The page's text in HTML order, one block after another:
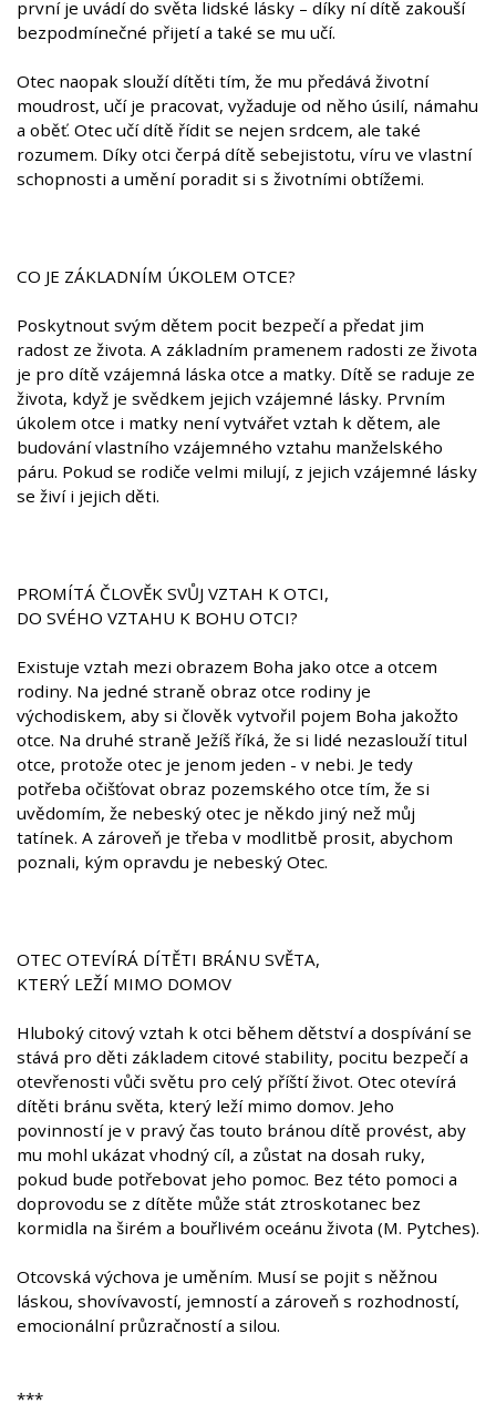
první je uvádí do světa lidské lásky – díky ní dítě zakouší
bezpodmínečné přijetí a také se mu učí.
Otec naopak slouží dítěti tím, že mu předává životní
moudrost, učí je pracovat, vyžaduje od něho úsilí, námahu
a oběť. Otec učí dítě řídit se nejen srdcem, ale také
rozumem. Díky otci čerpá dítě sebejistotu, víru ve vlastní
schopnosti a umění poradit si s životními obtížemi.
CO JE ZÁKLADNÍM ÚKOLEM OTCE?
Poskytnout svým dětem pocit bezpečí a předat jim
radost ze života. A základním pramenem radosti ze života
je pro dítě vzájemná láska otce a matky. Dítě se raduje ze
života, když je svědkem jejich vzájemné lásky. Prvním
úkolem otce i matky není vytvářet vztah k dětem, ale
budování vlastního vzájemného vztahu manželského
páru. Pokud se rodiče velmi milují, z jejich vzájemné lásky
se živí i jejich děti.
PROMÍTÁ ČLOVĚK SVŮJ VZTAH K OTCI,
DO SVÉHO VZTAHU K BOHU OTCI?
Existuje vztah mezi obrazem Boha jako otce a otcem
rodiny. Na jedné straně obraz otce rodiny je
východiskem, aby si člověk vytvořil pojem Boha jakožto
otce. Na druhé straně Ježíš říká, že si lidé nezaslouží titul
otce, protože otec je jenom jeden - v nebi. Je tedy
potřeba očišťovat obraz pozemského otce tím, že si
uvědomím, že nebeský otec je někdo jiný než můj
tatínek. A zároveň je třeba v modlitbě prosit, abychom
poznali, kým opravdu je nebeský Otec.
OTEC OTEVÍRÁ DÍTĚTI BRÁNU SVĚTA,
KTERÝ LEŽÍ MIMO DOMOV
Hluboký citový vztah k otci během dětství a dospívání se
stává pro děti základem citové stability, pocitu bezpečí a
otevřenosti vůči světu pro celý příští život. Otec otevírá
dítěti bránu světa, který leží mimo domov. Jeho
povinností je v pravý čas touto bránou dítě provést, aby
mu mohl ukázat vhodný cíl, a zůstat na dosah ruky,
pokud bude potřebovat jeho pomoc. Bez této pomoci a
doprovodu se z dítěte může stát ztroskotanec bez
kormidla na širém a bouřlivém oceánu života (M. Pytches).
Otcovská výchova je uměním. Musí se pojit s něžnou
láskou, shovívavostí, jemností a zároveň s rozhodností,
emocionální průzračností a silou.
***